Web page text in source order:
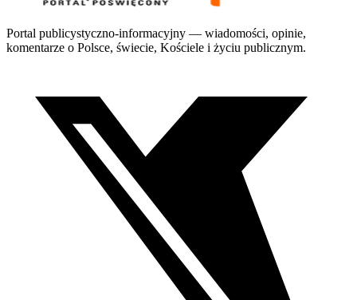
Portal publicystyczno-informacyjny — wiadomości, opinie,
komentarze o Polsce, świecie, Kościele i życiu publicznym.